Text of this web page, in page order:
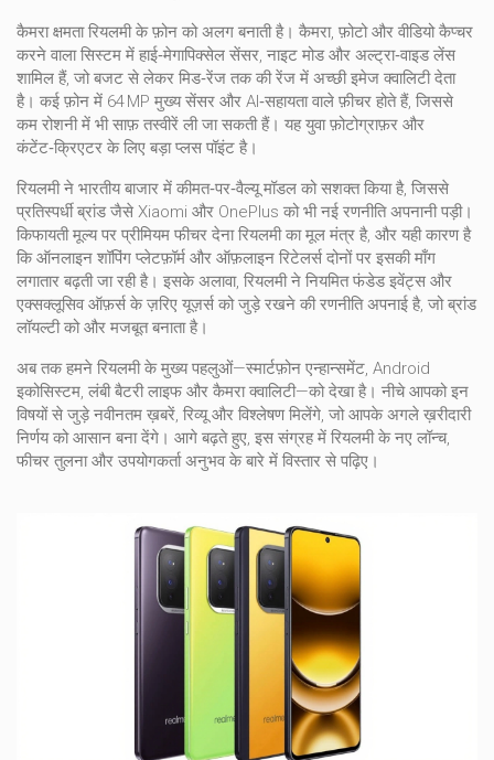
कैमरा क्षमता रियलमी के फ़ोन को अलग बनाती है। कैमरा, फ़ोटो और वीडियो कैप्चर
करने वाला सिस्टम में हाई‑मेगापिक्सेल सेंसर, नाइट मोड और अल्ट्रा‑वाइड लेंस
शामिल हैं, जो बजट से लेकर मिड‑रेंज तक की रेंज में अच्छी इमेज क्वालिटी देता
है। कई फ़ोन में 64 MP मुख्य सेंसर और AI‑सहायता वाले फ़ीचर होते हैं, जिससे
कम रोशनी में भी साफ़ तस्वीरें ली जा सकती हैं। यह युवा फ़ोटोग्राफ़र और
कंटेंट‑क्रिएटर के लिए बड़ा प्लस पॉइंट है।
रियलमी ने भारतीय बाजार में कीमत‑पर‑वैल्यू मॉडल को सशक्त किया है, जिससे
प्रतिस्पर्धी ब्रांड जैसे Xiaomi और OnePlus को भी नई रणनीति अपनानी पड़ी।
किफायती मूल्य पर प्रीमियम फीचर देना रियलमी का मूल मंत्र है, और यही कारण है
कि ऑनलाइन शॉपिंग प्लेटफ़ॉर्म और ऑफ़लाइन रिटेलर्स दोनों पर इसकी माँग
लगातार बढ़ती जा रही है। इसके अलावा, रियलमी ने नियमित फंडेड इवेंट्स और
एक्सक्लूसिव ऑफ़र्स के ज़रिए यूज़र्स को जुड़े रखने की रणनीति अपनाई है, जो ब्रांड
लॉयल्टी को और मजबूत बनाता है।
अब तक हमने रियलमी के मुख्य पहलुओं—स्मार्टफ़ोन एन्हान्समेंट, Android
इकोसिस्टम, लंबी बैटरी लाइफ और कैमरा क्वालिटी—को देखा है। नीचे आपको इन
विषयों से जुड़े नवीनतम ख़बरें, रिव्यू और विश्लेषण मिलेंगे, जो आपके अगले ख़रीदारी
निर्णय को आसान बना देंगे। आगे बढ़ते हुए, इस संग्रह में रियलमी के नए लॉन्च,
फीचर तुलना और उपयोगकर्ता अनुभव के बारे में विस्तार से पढ़िए।